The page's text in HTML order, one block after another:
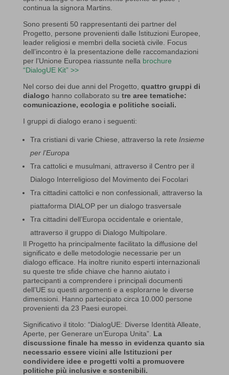
continua la signora Martins.
Sono presenti 50 rappresentanti dei partner del
Progetto, persone provenienti dalle Istituzioni Europee,
leader religiosi e membri della società civile. Focus
dell’incontro è la presentazione delle raccomandazioni
per l’Unione Europea riassunte nella brochure
“DialogUE Kit” >>
Nel corso dei due anni del Progetto, quattro gruppi di
dialogo hanno collaborato su tre aree tematiche:
comunicazione, ecologia e politiche sociali.
I gruppi di dialogo erano i seguenti:
Tra cristiani di varie Chiese, attraverso la rete Insieme
per l’Europa
Tra cattolici e musulmani, attraverso il Centro per il
Dialogo Interreligioso del Movimento dei Focolari
Tra cittadini cattolici e non confessionali, attraverso la
piattaforma DIALOP per un dialogo trasversale
Tra cittadini dell’Europa occidentale e orientale,
attraverso il gruppo di Dialogo Multipolare.
Il Progetto ha principalmente facilitato la diffusione del
significato e delle metodologie necessarie per un
dialogo efficace. Ha inoltre riunito esperti internazionali
su queste tre sfide chiave che hanno aiutato i
partecipanti a comprendere i principali documenti
dell’UE su questi argomenti e a esplorarne le diverse
dimensioni. Hanno partecipato circa 10.000 persone
provenienti da 23 Paesi europei.
Significativo il titolo: “DialogUE: Diverse Identità Alleate,
Aperte, per Generare un’Europa Unita”. La
discussione finale ha messo in evidenza quanto sia
necessario essere vicini alle Istituzioni per
condividere idee e progetti volti a promuovere
politiche più inclusive e sostenibili.